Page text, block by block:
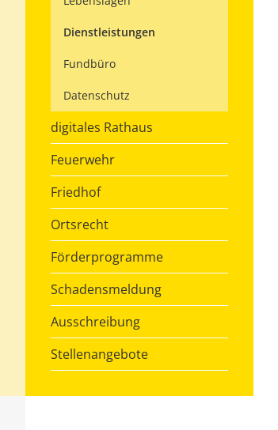
Dienstleistungen
Fundbüro
Datenschutz
digitales Rathaus
Feuerwehr
Friedhof
Ortsrecht
Förderprogramme
Schadensmeldung
Ausschreibung
Stellenangebote